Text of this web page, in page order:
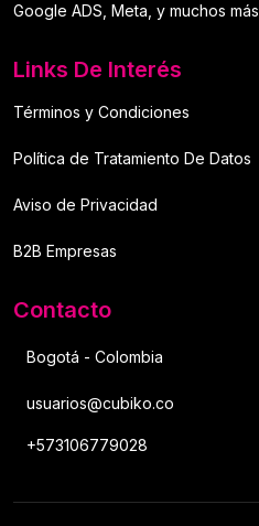
Google ADS, Meta, y muchos más
Links De Interés
Términos y Condiciones
Política de Tratamiento De Datos
Aviso de Privacidad
B2B Empresas
Contacto
Bogotá - Colombia
usuarios@cubiko.co
+573106779028